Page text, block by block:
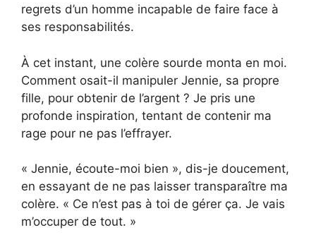
regrets d’un homme incapable de faire face à
ses responsabilités.
À cet instant, une colère sourde monta en moi.
Comment osait-il manipuler Jennie, sa propre
fille, pour obtenir de l’argent ? Je pris une
profonde inspiration, tentant de contenir ma
rage pour ne pas l’effrayer.
« Jennie, écoute-moi bien », dis-je doucement,
en essayant de ne pas laisser transparaître ma
colère. « Ce n’est pas à toi de gérer ça. Je vais
m’occuper de tout. »